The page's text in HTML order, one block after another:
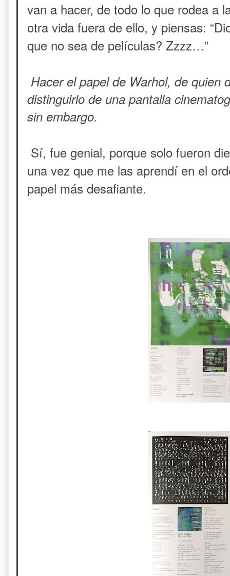
van a hacer, de todo lo que rodea a
otra vida fuera de ello, y piensas:
que no sea de películas? Zzzz…”
Hacer el papel de Warhol, de quien
distinguirlo de una pantalla
sin embargo.
Sí, fue genial, porque solo fueron
una vez que me las aprendí en el
papel más desafiante.